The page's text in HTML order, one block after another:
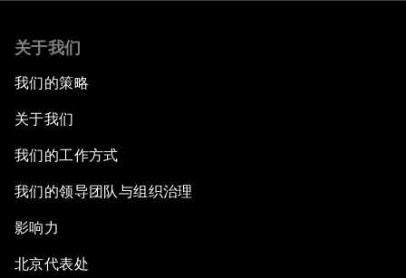
关于我们
我们的策略
关于我们
我们的工作方式
我们的领导团队与组织治理
影响力
北京代表处